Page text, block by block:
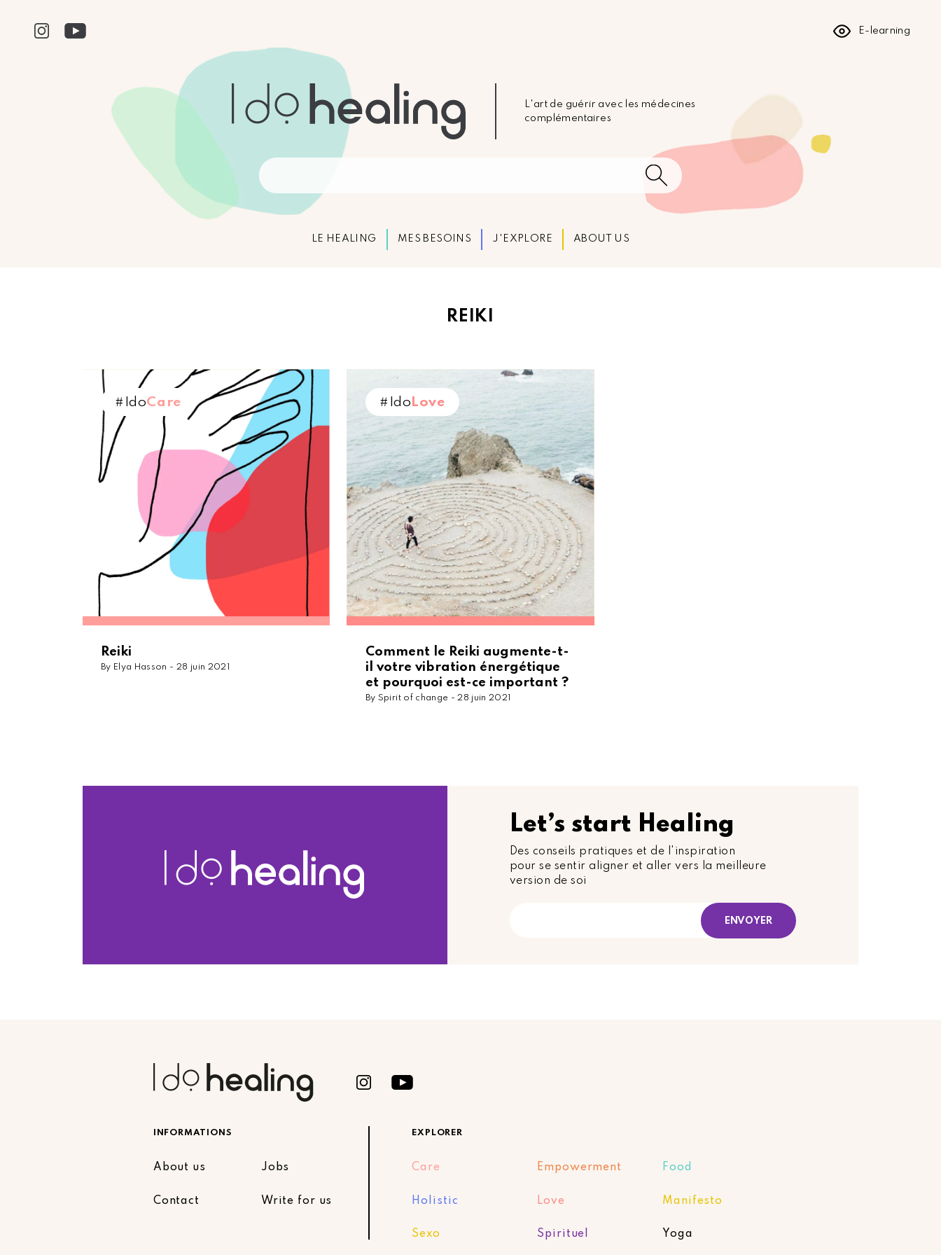
E-learning
L'art de guérir avec les médecines
complémentaires
LE HEALING MES BESOINS J'EXPLORE ABOUT US
REIKI
#IdoCare
Reiki
By Elya Hasson - 28 juin 2021
#Ido Love
Comment le Reiki augmente-t-
il votre vibration énergétique
et pourquoi est-ce important ?
By Spirit of change -28 juin 2021
Let’s start Healing
Des conseils pratiques et de l'inspiration
pour se sentir aligner et aller vers la meilleure
version de soi
INFORMATIONS
About us Jobs
Contact Write for us
EXPLORER
Care Empowerment Food
Holistic Love Manifesto
Sexo Spirituel Yoga